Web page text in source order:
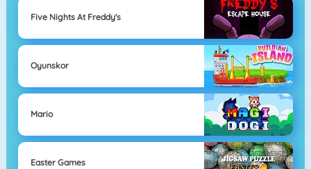
Five Nights At Freddy's
Oyunskor
Mario
Easter Games